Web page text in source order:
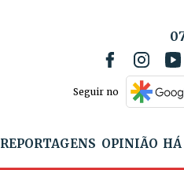
Seguir no
REPORTAGENS OPINIÃO HÁ